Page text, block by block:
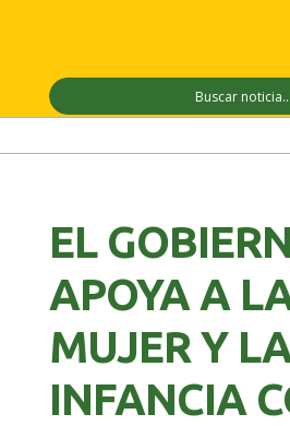
EL
APOYA A
MUJER Y
INFANCIA